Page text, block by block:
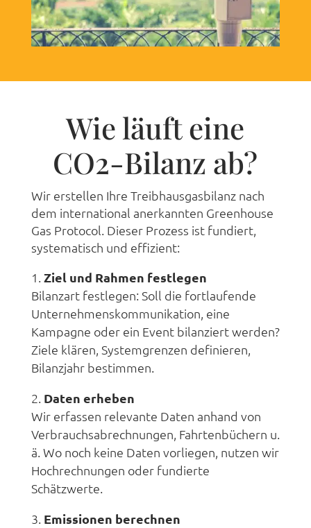
Wie läuft eine
CO2-Bilanz ab?
Wir erstellen Ihre Treibhausgasbilanz nach
dem international anerkannten Greenhouse
Gas Protocol. Dieser Prozess ist fundiert,
systematisch und effizient:
Ziel und Rahmen festlegen
Bilanzart festlegen: Soll die fortlaufende
Unternehmenskommunikation, eine
Kampagne oder ein Event bilanziert werden?
Ziele klären, Systemgrenzen definieren,
Bilanzjahr bestimmen.
Daten erheben
Wir erfassen relevante Daten anhand von
Verbrauchsabrechnungen, Fahrtenbüchern u.
ä. Wo noch keine Daten vorliegen, nutzen wir
Hochrechnungen oder fundierte
Schätzwerte.
Emissionen berechnen